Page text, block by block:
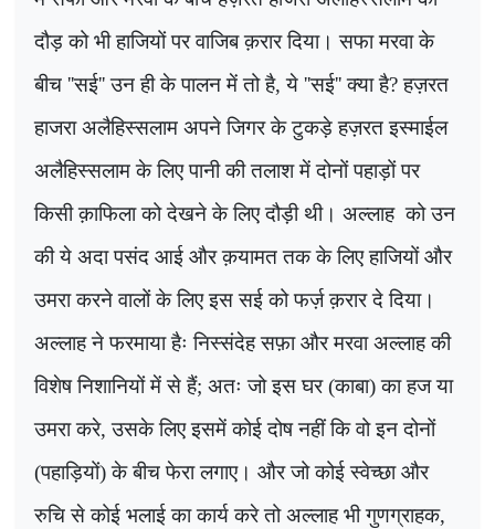
दौड़ को भी हाजियों पर वाजिब क़रार दिया। सफा मरवा के
बीच ''सई''उन ही के पालन में तो है, ये ''सई''क्या है?हज़रत
हाजरा अलैहिस्सलाम अपने जिगर के टुकड़े हज़रत इस्माईल
अलैहिस्सलाम के लिए पानी की तलाश में दोनों पहाड़ों पर
किसी क़ाफिला को देखने के लिए दौड़ी थी। अल्लाह को उन
की ये अदा पसंद आई और क़यामत तक के लिए हाजियों और
उमरा करने वालों के लिए इस सई को फर्ज़ क़रार दे दिया।
अल्लाह ने फरमाया हैः निस्संदेह सफ़ा और मरवा अल्लाह की
विशेष निशानियों में से हैं; अतः जो इस घर (काबा) का हज या
उमरा करे,उसके लिए इसमें कोई दोष नहीं कि वो इन दोनों
(पहाड़ियों) के बीच फेरा लगाए। और जो कोई स्वेच्छा और
रुचि से कोई भलाई का कार्य करे तो अल्लाह भी गुणग्राहक,